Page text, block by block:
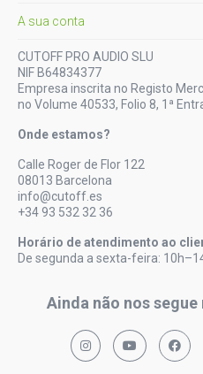
A sua conta
CUTOFF PRO AUDIO SLU
NIF B64834377
Empresa inscrita no Registo
no Volume 40533, Folio 8, 1ª
Onde estamos?
Calle Roger de Flor 122
08013 Barcelona
info@cutoff.es
+34 93 532 32 36
Horário de atendimento ao
De segunda a sexta-feira:
Ainda não nos